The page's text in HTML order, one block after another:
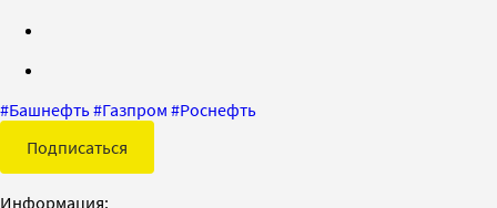
#Башнефть#Газпром #Роснефть
Подписаться
Информация: